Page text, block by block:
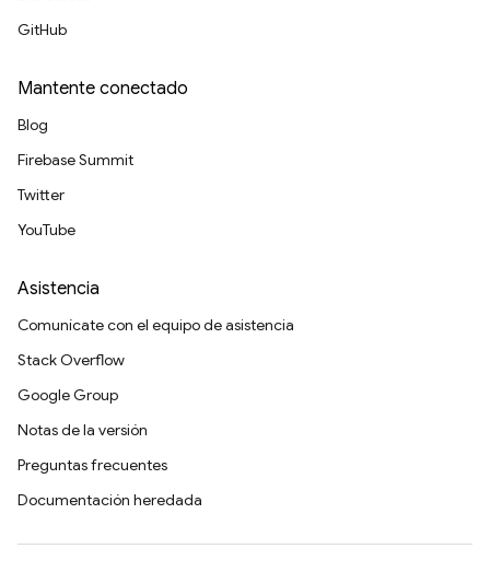
GitHub
Mantente conectado
Blog
Firebase Summit
Twitter
YouTube
Asistencia
Comunícate con el equipo de asistencia
Stack Overflow
Google Group
Notas de la versión
Preguntas frecuentes
Documentación heredada